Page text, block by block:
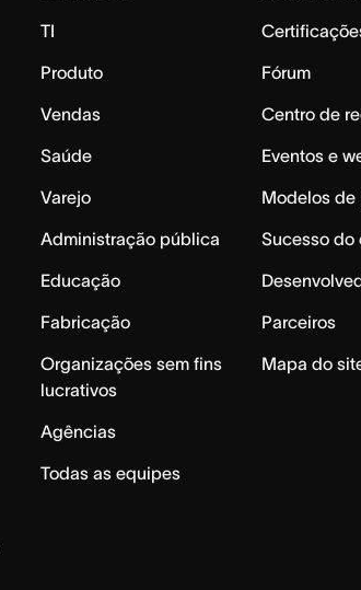
TI
Produto
Vendas
Saúde
Varejo
Administração pública
Educação
Fabricação
Organizações sem fins
lucrativos
Agências
Todas as equipes
Fórum
Centro de
Eventos e
Modelos de
Sucesso do
Parceiros
Mapa do